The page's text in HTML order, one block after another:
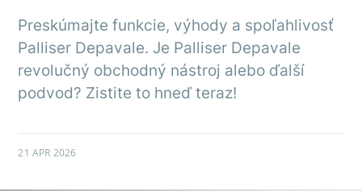
Preskúmajte funkcie, výhody a spoľahlivosť
Palliser Depavale. Je Palliser Depavale
revolučný obchodný nástroj alebo ďalší
podvod? Zistite to hneď teraz!
21 APR 2026